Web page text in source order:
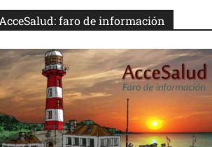
faro de información